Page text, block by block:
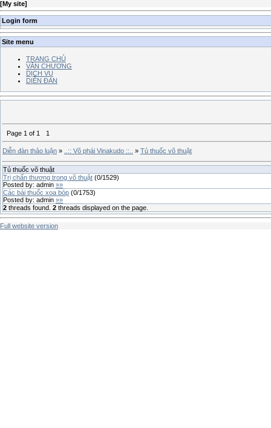
[My site]
Login form
Site menu
TRANG CHỦ
VĂN CHƯƠNG
DỊCH VỤ
DIỄN ĐÀN
Page 1 of 1 1
Diễn đàn thảo luận » ..:: Võ phái Vinakudo ::.. » Tủ thuốc võ thuật
Tủ thuốc võ thuật
Trị chấn thương trong võ thuật (0/1529)
Posted by: admin »»
Các bài thuốc xoa bóp (0/1753)
Posted by: admin »»
2 threads found. 2 threads displayed on the page.
Full website version